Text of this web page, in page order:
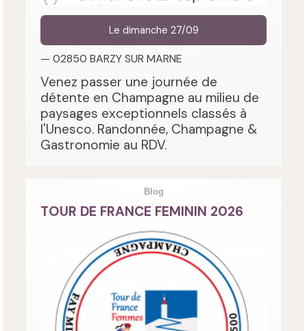
Le dimanche 27/09
— 02850 BARZY SUR MARNE
Venez passer une journée de
détente en Champagne au milieu de
paysages exceptionnels classés à
l'Unesco. Randonnée, Champagne &
Gastronomie au RDV.
Blog
TOUR DE FRANCE FEMININ 2026